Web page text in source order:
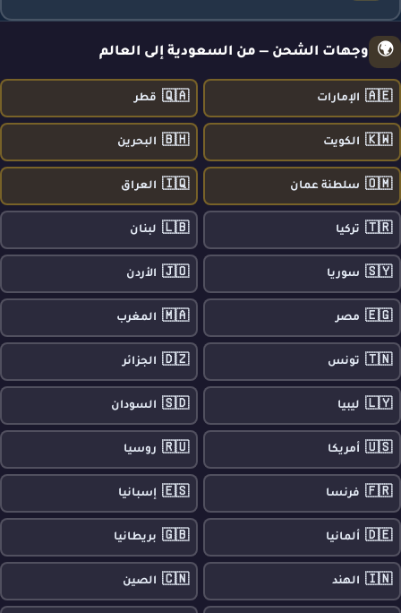
🌍 وجهات الشحن — من السعودية إلى العالم
🇦🇪 الإمارات 🇶🇦 قطر
🇰🇼 الكويت 🇧🇭 البحرين
🇴🇲 سلطنة عمان 🇮🇶 العراق
🇹🇷 تركيا 🇱🇧 لبنان
🇸🇾 سوريا 🇯🇴 الأردن
🇪🇬 مصر 🇲🇦 المغرب
🇹🇳 تونس 🇩🇿 الجزائر
🇱🇾 ليبيا 🇸🇩 السودان
🇺🇸 أمريكا 🇷🇺 روسيا
🇫🇷 فرنسا 🇪🇸 إسبانيا
🇩🇪 ألمانيا 🇬🇧 بريطانيا
🇮🇳 الهند 🇨🇳 الصين